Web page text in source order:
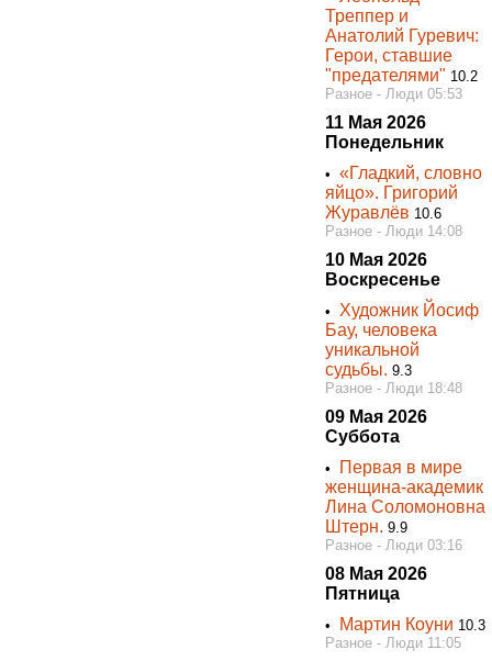
Треппер и
Анатолий Гуревич:
Герои, ставшие
"предателями" 10.2
Разное - Люди 05:53
11 Мая 2026
Понедельник
•«Гладкий, словно
яйцо». Григорий
Журавлёв 10.6
Разное - Люди 14:08
10 Мая 2026
Воскресенье
•Художник Йосиф
Бау, человека
уникальной
судьбы. 9.3
Разное - Люди 18:48
09 Мая 2026
Суббота
•
Первая в мире
женщина-академик
Лина Соломоновна
Штерн. 9.9
Разное - Люди 03:16
08 Мая 2026
Пятница
• Мартин Коуни 10.3
Разное - Люди 11:05